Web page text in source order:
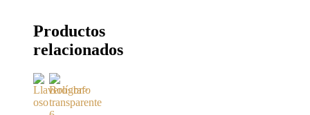
Productos
relacionados